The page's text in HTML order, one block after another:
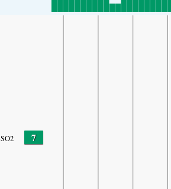
SO2 7